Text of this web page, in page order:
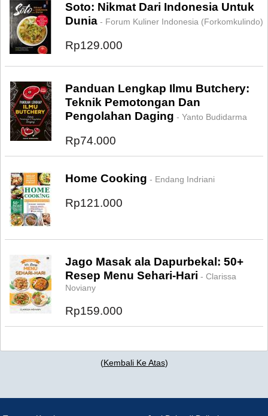
Soto: Nikmat Dari Indonesia Untuk
Dunia - Forum Kuliner Indonesia (Forkomkulindo)
Rp129.000
Panduan Lengkap Ilmu Butchery:
Teknik Pemotongan Dan
Pengolahan Daging - Yanto Budidarma
Rp74.000
Home Cooking - Endang Indriani
Rp121.000
Jago Masak ala Dapurbekal: 50+
Resep Menu Sehari-Hari - Clarissa
Noviany
Rp159.000
(Kembali Ke Atas)